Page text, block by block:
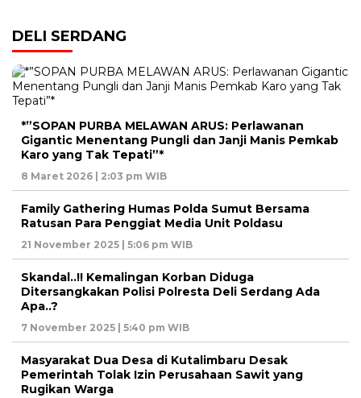
DELI SERDANG
*”SOPAN PURBA MELAWAN ARUS: Perlawanan
Gigantic Menentang Pungli dan Janji Manis Pemkab
Karo yang Tak Tepati”*
8 Maret 2026 | 2:03 pm WIB
Family Gathering Humas Polda Sumut Bersama
Ratusan Para Penggiat Media Unit Poldasu
21 November 2025 | 5:06 pm WIB
Skandal..!! Kemalingan Korban Diduga
Ditersangkakan Polisi Polresta Deli Serdang Ada
Apa..?
7 November 2025 | 5:40 pm WIB
Masyarakat Dua Desa di Kutalimbaru Desak
Pemerintah Tolak Izin Perusahaan Sawit yang
Rugikan Warga